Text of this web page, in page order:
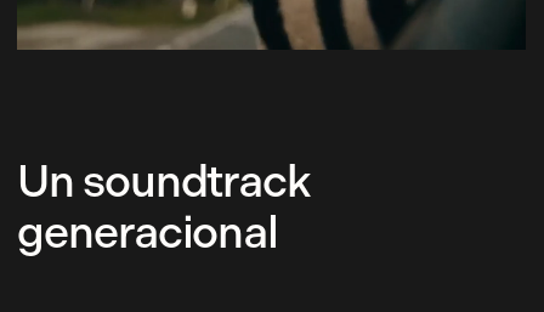
Un soundtrack
generacional